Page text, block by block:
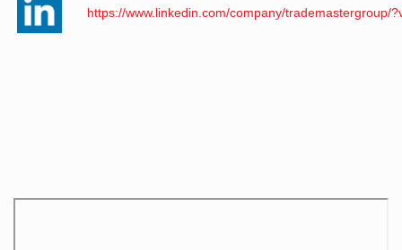
https://www.linkedin.com/company/trademastergroup/